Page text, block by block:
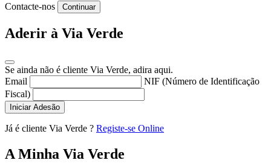
Contacte-nos Continuar
Aderir à Via Verde
Se ainda não é cliente Via Verde, adira aqui.
Email
NIF (Número de Identificação
Fiscal)
Iniciar Adesão
Já é cliente Via Verde ? Registe-se Online
A Minha Via Verde